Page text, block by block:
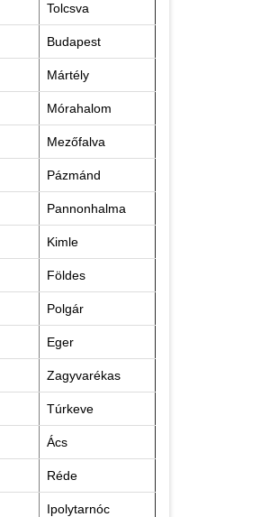
Tolcsva
Budapest
Mártély
Mórahalom
Mezőfalva
Pázmánd
Pannonhalma
Kimle
Földes
Polgár
Eger
Zagyvarékas
Túrkeve
Ács
Réde
Ipolytarnóc